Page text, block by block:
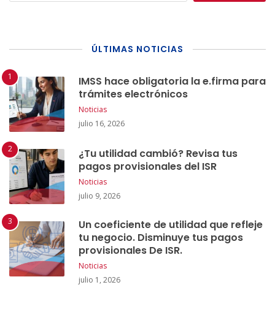
ÚLTIMAS NOTICIAS
IMSS hace obligatoria la e.firma para
trámites electrónicos
Noticias
julio 16, 2026
¿Tu utilidad cambió? Revisa tus
pagos provisionales del ISR
Noticias
julio 9, 2026
Un coeficiente de utilidad que refleje
tu negocio. Disminuye tus pagos
provisionales De ISR.
Noticias
julio 1, 2026